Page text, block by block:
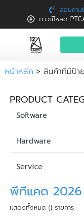
สอบถาม
ดาวน์โหลด
หน้าหลัก > สินค้าที่มีป้า
PRODUCT
Software
Hardware
Service
พีทีแคด 2026
แสดงทั้งหมด () รายการ